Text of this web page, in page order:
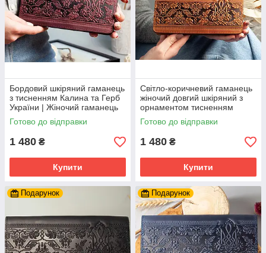
Бордовий шкіряний гаманець
з тисненням Калина та Герб
України | Жіночий гаманець
Марсала
Готово до відправки
1 480 ₴
Купити
Світло-коричневий гаманець
жіночий довгий шкіряний з
орнаментом тисненням
Тризуб Герб України Калина
Готово до відправки
1 480 ₴
Купити
Подарунок Подарунок